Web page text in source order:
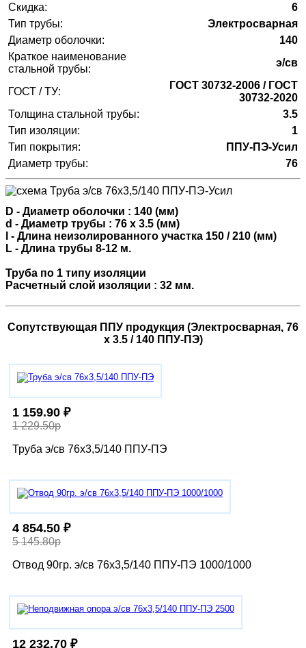
Скидка:
6
Тип трубы:
Электросварная
Диаметр оболочки:
140
Краткое наименование
стальной трубы:
э/св
ГОСТ / ТУ:
ГОСТ 30732-2006 / ГОСТ
30732-2020
Толщина стальной трубы:
3.5
Тип изоляции:
1
Тип покрытия:
ППУ-ПЭ-Усил
Диаметр трубы:
76
D - Диаметр оболочки : 140 (мм)
d - Диаметр трубы : 76 х 3.5 (мм)
l - Длина неизолированного участка 150 / 210 (мм)
L - Длина трубы 8-12 м.
Труба по 1 типу изоляции
Расчетный слой изоляции : 32 мм.
Сопутствующая ППУ продукция (Электросварная, 76
х 3.5 / 140 ППУ-ПЭ)
1 159.90 ₽
1 229.50р
Труба э/св 76х3,5/140 ППУ-ПЭ
4 854.50 ₽
5 145.80р
Отвод 90гр. э/св 76х3,5/140 ППУ-ПЭ 1000/1000
12 232.70 ₽